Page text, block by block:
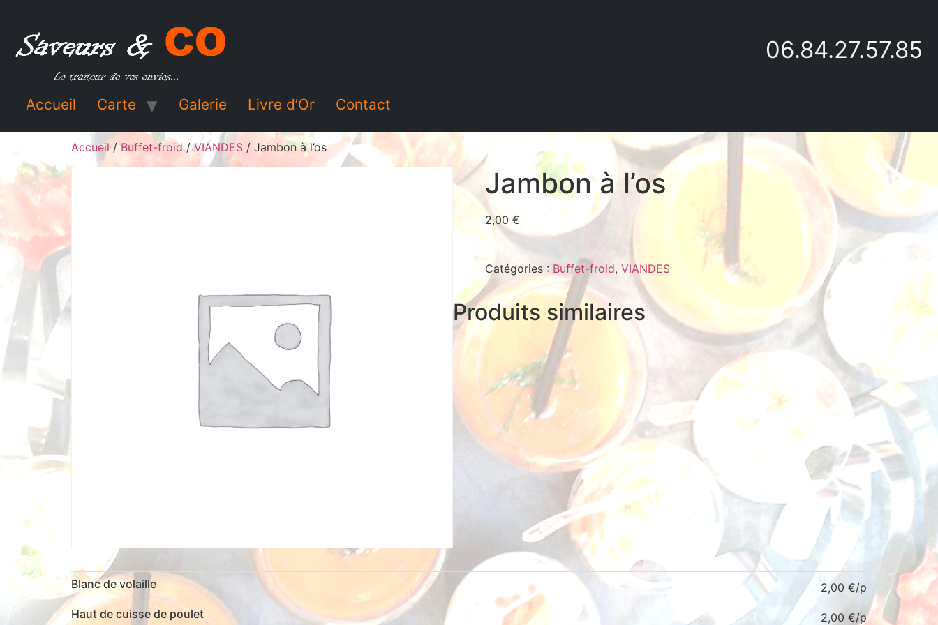
06.84.27.57.85
Accueil Carte Galerie Livre d’Or Contact
Accueil/Buffet-froid/VIANDES / Jambon à l’os
Jambon à l’os
2,00 €
Catégories : Buffet-froid, VIANDES
Produits similaires
Blanc de volaille 2,00 €
Haut de cuisse de poulet
2,00 €